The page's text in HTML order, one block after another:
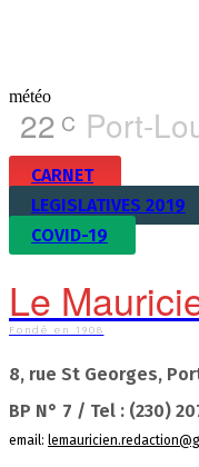
météo
22 C Port-
CARNET
LEGISLATIVES 2019
COVID-19
Le
Fondé en 1908
8, rue St Georges,
BP N° 7 / Tel : (230)
email: